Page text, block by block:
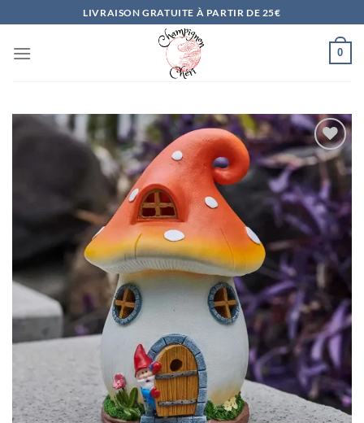
au
contenu
LIVRAISON GRATUITE À PARTIR DE 25€
0
Ajouter
à la
liste
d’envies